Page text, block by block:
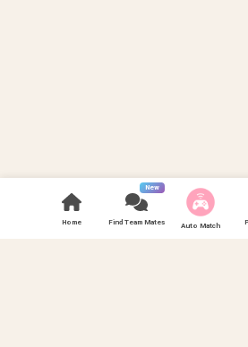
Home
New
Find Team Mates Auto Match